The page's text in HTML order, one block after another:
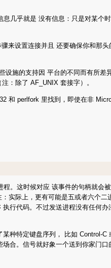
几乎就是 没有信息：只是对某个
来设置连接并且 还要确保你和那
施的支持因 平台的不同而有所差
：除了 AF_UNIX 套接字）。
和 perlfork 里找到，即使在非
。这时候对应 该事件的句柄就会
实际上，更有可能是五或者六个二
行代码。不过发送进程没有任何
种特定键盘序列， 比如 Control-C
合。信号就好象一个送到你家门